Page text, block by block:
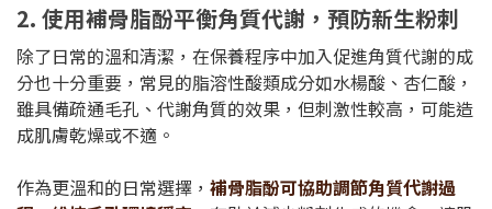
2. 使用補骨脂酚平衡角質代謝，預防新生粉刺
除了日常的溫和清潔，在保養程序中加入促進角質代謝的成
分也十分重要，常見的脂溶性酸類成分如水楊酸、杏仁酸，
雖具備疏通毛孔、代謝角質的效果，但刺激性較高，可能造
成肌膚乾燥或不適。
作為更溫和的日常選擇， 補骨脂酚可協助調節角質代謝過